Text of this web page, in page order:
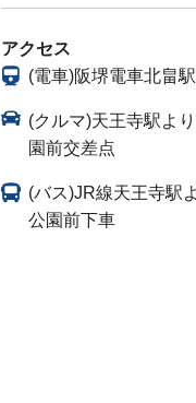
アクセス
(電車)阪堺電車北畠
(クルマ)天王寺駅よ
園前交差点
(バス)JR線天王寺駅
公園前下車